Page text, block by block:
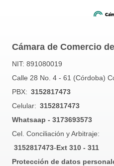
Cámara de Comercio
NIT: 891080019
Calle 28 No. 4 - 61 (Córdoba)
PBX: 3152817473
Celular: 3152817473
Whatsaap - 3173693573
Cel. Conciliación y Arbitraje:
3152817473-Ext 310 - 311
Protección de datos